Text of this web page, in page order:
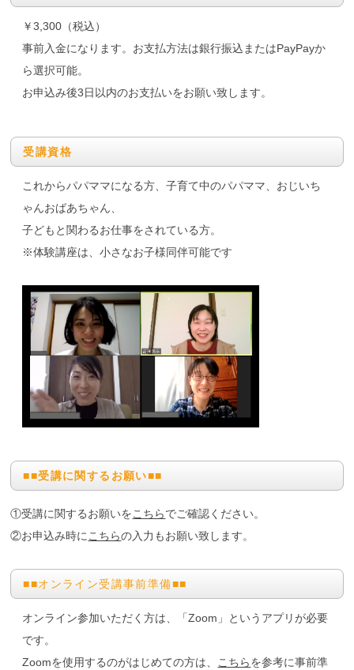
￥3,300（税込）
事前入金になります。お支払方法は銀行振込またはPayPayか
ら選択可能。
お申込み後3日以内のお支払いをお願い致します。
受講資格
これからパパママになる方、子育て中のパパママ、おじいち
ゃんおばあちゃん、
子どもと関わるお仕事をされている方。
※体験講座は、小さなお子様同伴可能です
■■受講に関するお願い■■
①受講に関するお願いをこちらでご確認ください。
②お申込み時にこちらの入力もお願い致します。
■■オンライン受講事前準備■■
オンライン参加いただく方は、「Zoom」というアプリが必要
です。
Zoomを使用するのがはじめての方は、 こちらを参考に事前準